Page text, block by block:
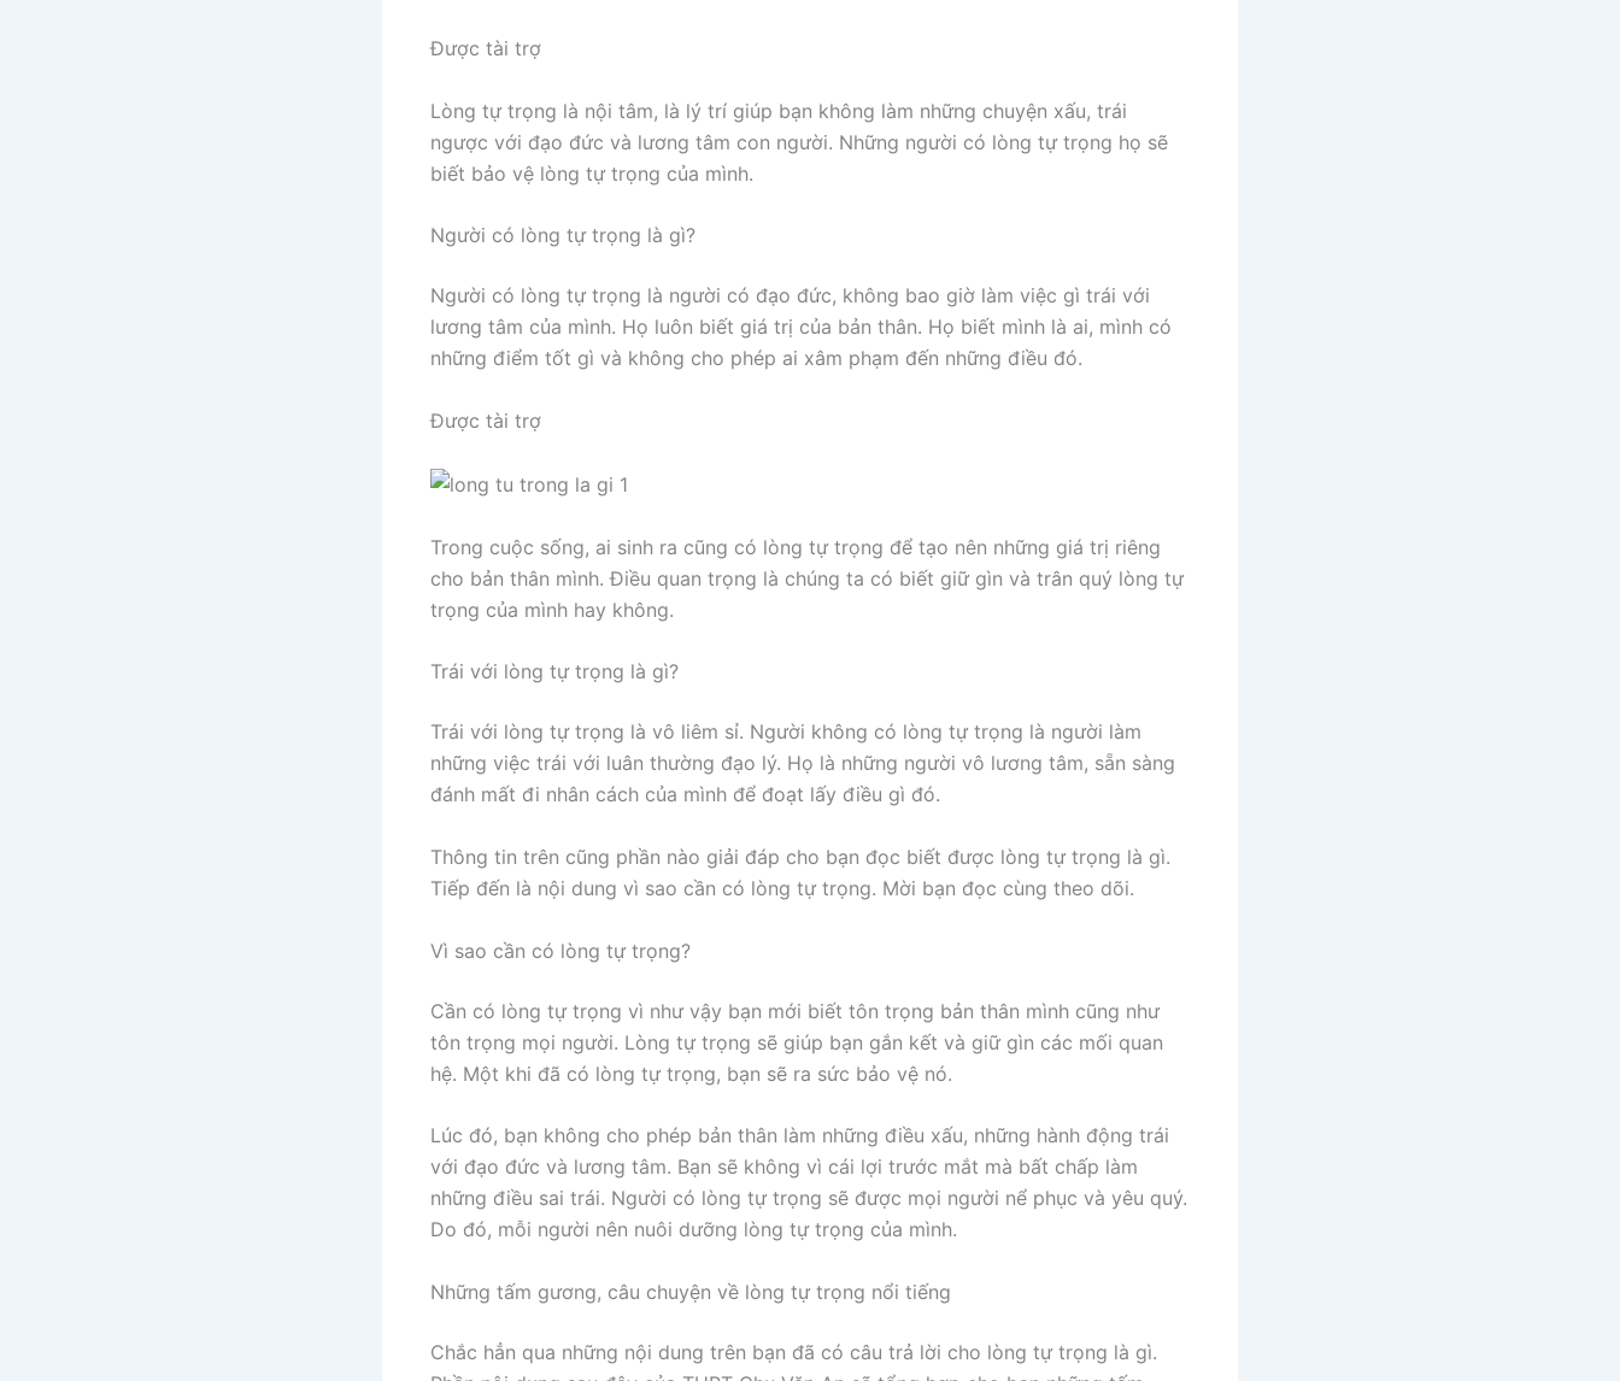
Được tài trợ
Lòng tự trọng là nội tâm, là lý trí giúp bạn không làm những chuyện xấu, trái
ngược với đạo đức và lương tâm con người. Những người có lòng tự trọng họ sẽ
biết bảo vệ lòng tự trọng của mình.
Người có lòng tự trọng là gì?
Người có lòng tự trọng là người có đạo đức, không bao giờ làm việc gì trái với
lương tâm của mình. Họ luôn biết giá trị của bản thân. Họ biết mình là ai, mình có
những điểm tốt gì và không cho phép ai xâm phạm đến những điều đó.
Được tài trợ
Trong cuộc sống, ai sinh ra cũng có lòng tự trọng để tạo nên những giá trị riêng
cho bản thân mình. Điều quan trọng là chúng ta có biết giữ gìn và trân quý lòng tự
trọng của mình hay không.
Trái với lòng tự trọng là gì?
Trái với lòng tự trọng là vô liêm sỉ. Người không có lòng tự trọng là người làm
những việc trái với luân thường đạo lý. Họ là những người vô lương tâm, sẵn sàng
đánh mất đi nhân cách của mình để đoạt lấy điều gì đó.
Thông tin trên cũng phần nào giải đáp cho bạn đọc biết được lòng tự trọng là gì.
Tiếp đến là nội dung vì sao cần có lòng tự trọng. Mời bạn đọc cùng theo dõi.
Vì sao cần có lòng tự trọng?
Cần có lòng tự trọng vì như vậy bạn mới biết tôn trọng bản thân mình cũng như
tôn trọng mọi người. Lòng tự trọng sẽ giúp bạn gắn kết và giữ gìn các mối quan
hệ. Một khi đã có lòng tự trọng, bạn sẽ ra sức bảo vệ nó.
Lúc đó, bạn không cho phép bản thân làm những điều xấu, những hành động trái
với đạo đức và lương tâm. Bạn sẽ không vì cái lợi trước mắt mà bất chấp làm
những điều sai trái. Người có lòng tự trọng sẽ được mọi người nể phục và yêu quý.
Do đó, mỗi người nên nuôi dưỡng lòng tự trọng của mình.
Những tấm gương, câu chuyện về lòng tự trọng nổi tiếng
Chắc hẳn qua những nội dung trên bạn đã có câu trả lời cho lòng tự trọng là gì.